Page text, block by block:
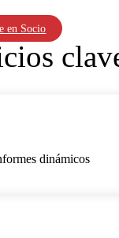
en Socio
dinámicos